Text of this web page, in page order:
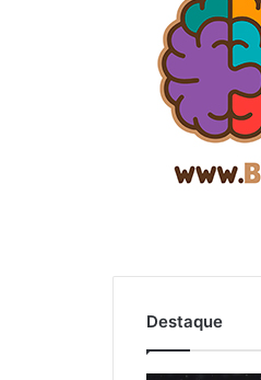
Destaque